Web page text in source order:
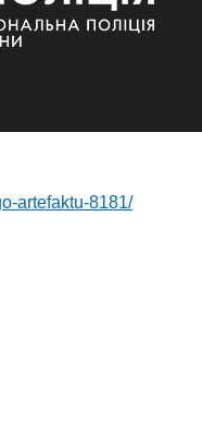
artefaktu-8181/